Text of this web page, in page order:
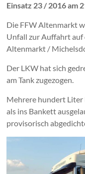
Einsatz 23 / 2016 am
Die FFW Altenmarkt
Unfall zur Auffahrt auf
Altenmarkt /
Der LKW hat sich
am Tank zugezogen.
Mehrere hundert Liter
als ins Bankett
provisorisch